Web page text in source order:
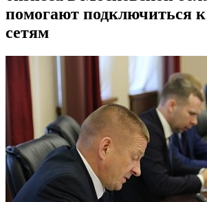
помогают подключиться
сетям